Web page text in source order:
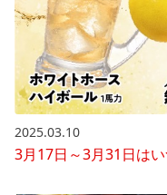
2025.03.10
3月17日～3月31日は